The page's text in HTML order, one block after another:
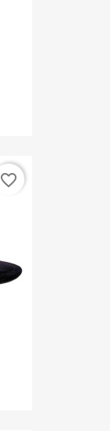
favorite_border